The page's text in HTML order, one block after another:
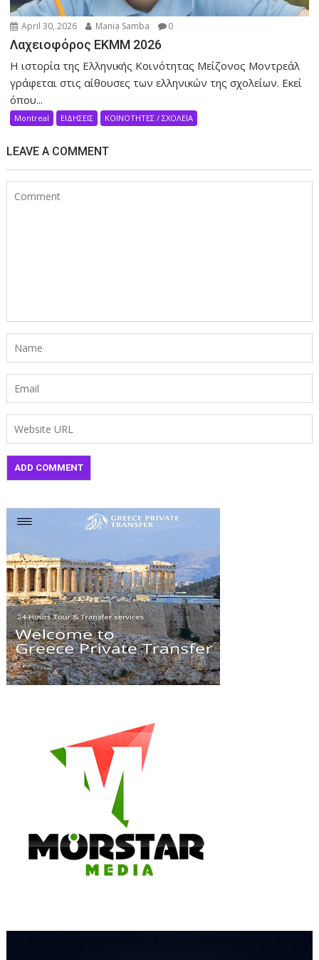
April 30, 2026 Mania Samba 0
Λαχειοφόρος ΕΚΜΜ 2026
Η ιστορία της Ελληνικής Κοινότητας Μείζονος Μοντρεάλ
γράφεται στις αίθουσες των ελληνικών της σχολείων. Eκεί
όπου...
Montreal ΕΙΔΗΣΕΙΣ ΚΟΙΝΟΤΗΤΕΣ / ΣΧΟΛΕΙΑ
LEAVE A COMMENT